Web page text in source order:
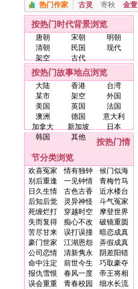
热门作家 古灵 寄秋 金萱
按热门时代背景浏览
唐朝 宋朝
明朝
清朝
民国
现代
架空
古代
按热门故事地点浏览
大陆 香港
台湾
某市
架空
外国
美国
英国
法国
澳洲
德国
意大利
加拿大
新加坡
日本
韩国
其他
按热门情
节分类浏览
欢喜冤家 情有独钟
候门似海
别后重逢
一见钟情
青梅竹马
日久生情
古色古香
近水楼台
后知后觉
灵异神怪
斗气冤家
死缠烂打
穿越时空
摩登世界
失而复得
痴心不改
破镜重圆
苦尽甘来
误打误撞
暗恋成真
豪门世家
江湖恩怨
弄假成真
公司恋情
清新隽永
阴差阳错
命中注定
前世今生
巧取豪夺
报仇雪恨
春风一度
帝王将相
误会重重
青春校园
细水长流